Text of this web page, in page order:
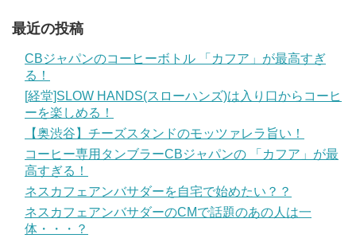
最近の投稿
CBジャパンのコーヒーボトル 「カフア」が最高すぎ
る！
[経堂]SLOW HANDS(スローハンズ)は入り口からコーヒ
ーを楽しめる！
【奥渋谷】チーズスタンドのモッツァレラ旨い！
コーヒー専用タンブラーCBジャパンの 「カフア」が最
高すぎる！
ネスカフェアンバサダーを自宅で始めたい？？
ネスカフェアンバサダーのCMで話題のあの人は一
体・・・？